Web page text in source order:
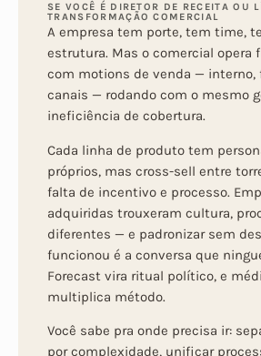
SE VOCÊ É DIRETOR DE RECEITA OU
TRANSFORMAÇÃO COMERCIAL
A empresa tem porte, tem time,
estrutura. Mas o comercial opera
com motions de venda — interno,
canais — rodando com o mesmo
ineficiência de cobertura.
Cada linha de produto tem
próprios, mas cross-sell entre
falta de incentivo e processo.
adquiridas trouxeram cultura,
diferentes — e padronizar sem
funcionou é a conversa que
Forecast vira ritual político, e
multiplica método.
Você sabe pra onde precisa ir:
por complexidade, unificar